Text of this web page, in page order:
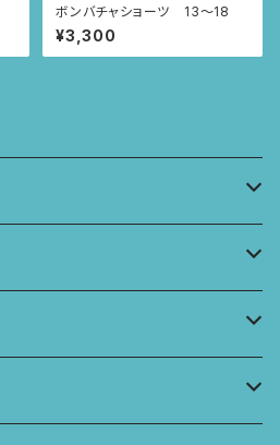
ボンバチャショーツ 13〜18
¥3,300